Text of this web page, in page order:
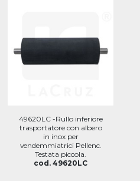
49620LC -Rullo inferiore
trasportatore con albero
in inox per
vendemmiatrici Pellenc.
Testata piccola.
cod. 49620LC